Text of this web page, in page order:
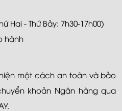
Hai - Thứ Bảy: 7h30-17h00)
hành
một cách an toàn và bảo
khoản Ngân hàng qua